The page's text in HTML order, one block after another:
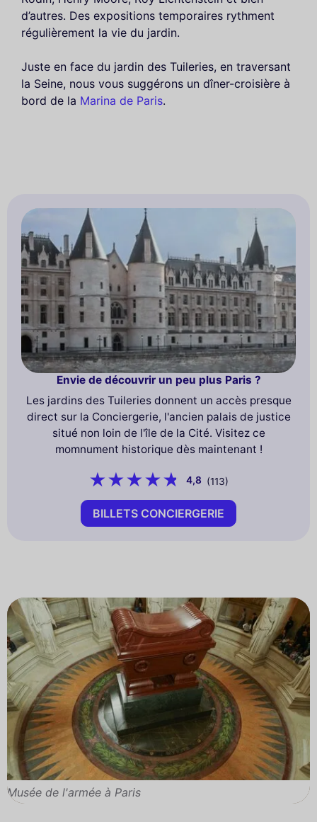
d’autres. Des expositions temporaires rythment
régulièrement la vie du jardin.
Juste en face du jardin des Tuileries, en traversant
la Seine, nous vous suggérons un dîner-croisière à
bord de la Marina de Paris.
Envie de découvrir un peu plus Paris ?
Les jardins des Tuileries donnent un accès presque
direct sur la Conciergerie, l'ancien palais de justice
situé non loin de l'île de la Cité. Visitez ce
momnument historique dès maintenant !
4,8 (113)
BILLETS CONCIERGERIE
Musée de l'armée à Paris